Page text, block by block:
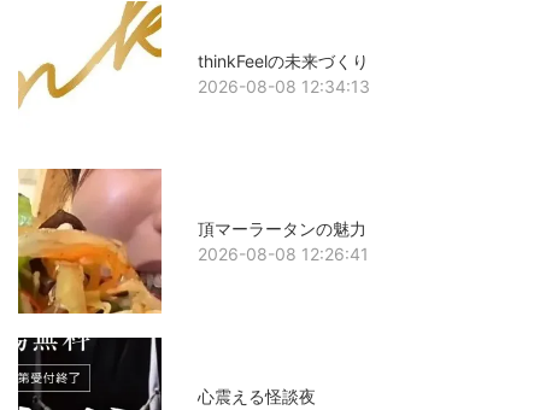
thinkFeelの未来づくり
2026-08-08 12:34:13
頂マーラータンの魅力
2026-08-08 12:26:41
心震える怪談夜